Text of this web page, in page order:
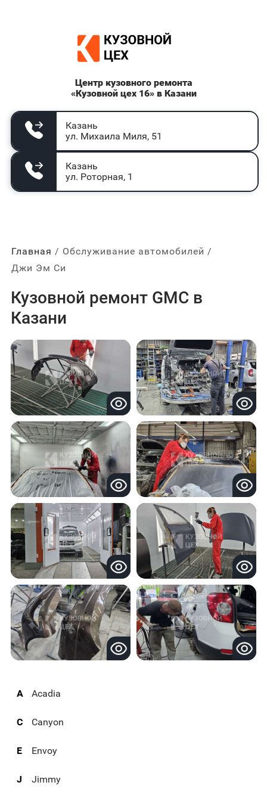
Центр кузовного ремонта
«Кузовной цех 16» в Казани
Казань
ул. Михаила Миля, 51
Казань
ул. Роторная, 1
Главная
Обслуживание автомобилей
Джи Эм Си
Кузовной ремонт GMC в
Казани
A Acadia
C Canyon
E Envoy
J Jimmy